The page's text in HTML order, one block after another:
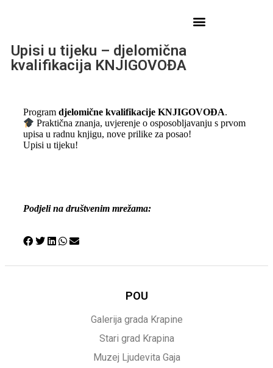
Upisi u tijeku – djelomična
kvalifikacija KNJIGOVOĐA
Program djelomične kvalifikacije KNJIGOVOĐA.
Praktična znanja, uvjerenje o osposobljavanju s prvom
upisa u radnu knjigu, nove prilike za posao!
Upisi u tijeku!
Podjeli na društvenim mrežama:
POU
Galerija grada Krapine
Stari grad Krapina
Muzej Ljudevita Gaja